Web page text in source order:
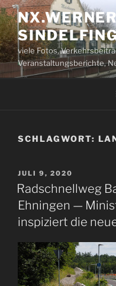
Zum
Inhalt
springen
viele Fotos,
Veranstaltungsberichte,
SCHLAGWORT:
VERÖFFENTLICHT
AM
JULI 9, 2020
Radschnellweg
Ehningen —
inspiziert die